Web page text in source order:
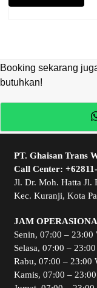
Booking sekarang
butuhkan!
PT. Ghaisan Trans
Call Center:
Jl. Dr. Moh. Hatta Jl.
Kec. Kuranji, Kota
JAM
Senin, 07:00 – 23:00
Selasa, 07:00 –
Rabu, 07:00 – 23:00
Kamis, 07:00 –